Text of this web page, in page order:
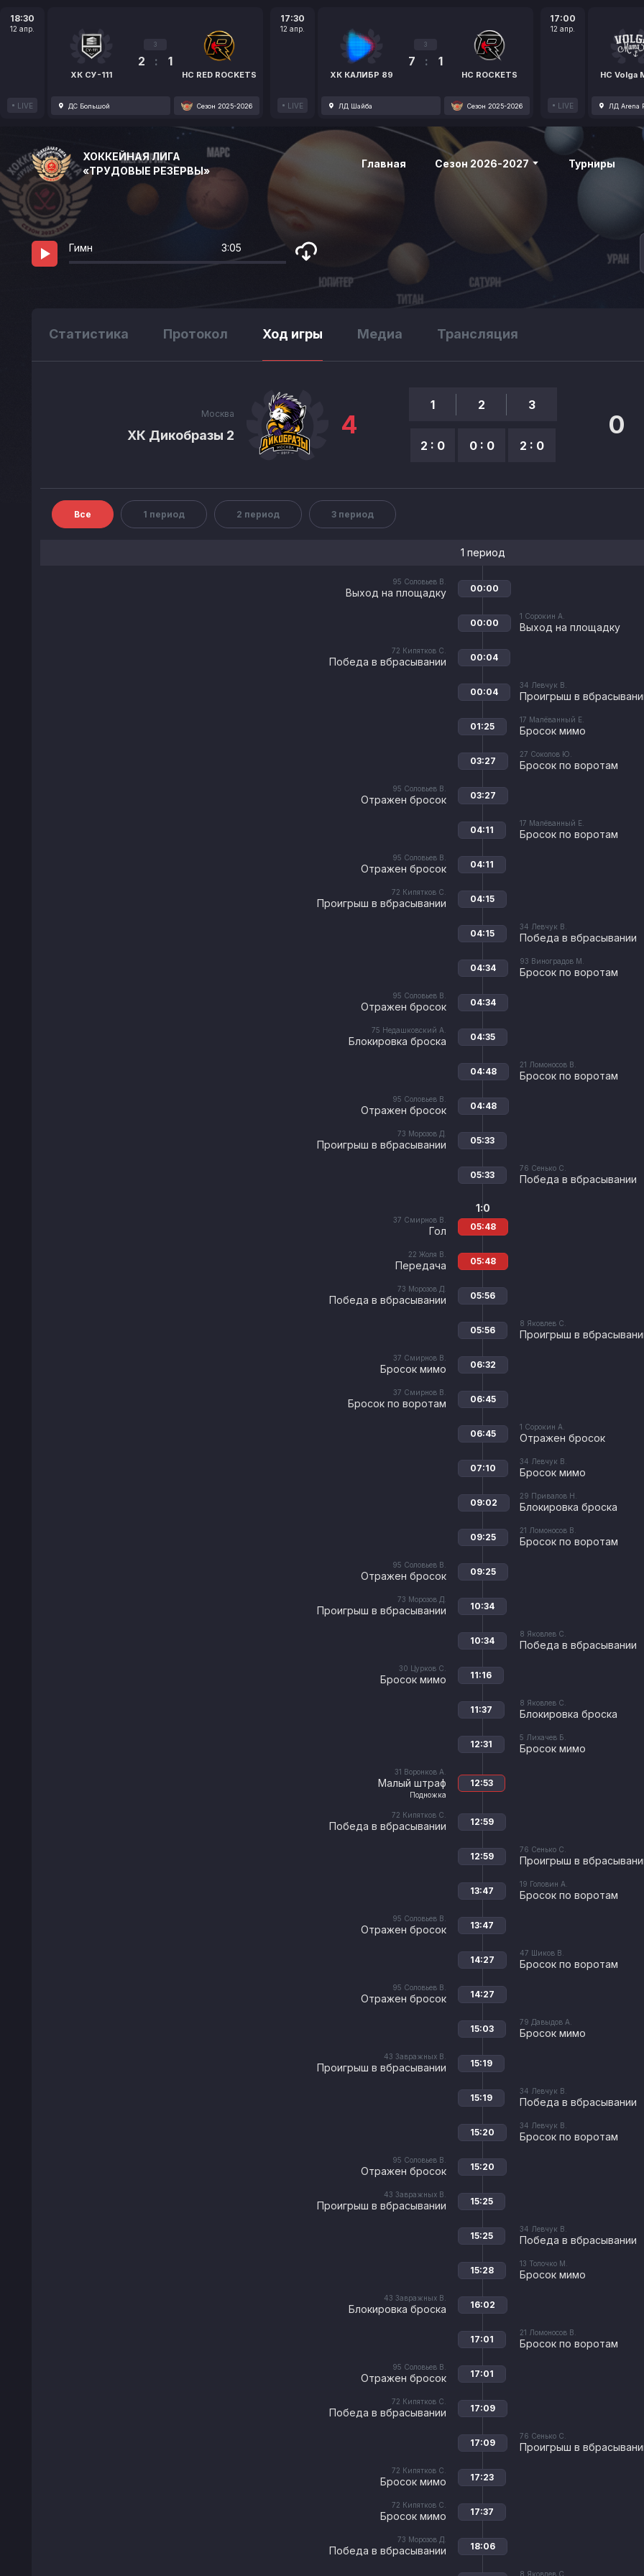
18:30
12 апр.
LIVE
ХК СУ-111
3
2 : 1
HC RED ROCKETS
ДС Большой Сезон 2025-2026
17:30
12 апр.
LIVE
ХК КАЛИБР 89
3
7 : 1
HC ROCKETS
ЛД Шайба Сезон 2025-2026
17:00
12 апр.
LIVE
HC Volga
ЛД Arena
ХОККЕЙНАЯ ЛИГА
«ТРУДОВЫЕ РЕЗЕРВЫ»
Главная Сезон 2026-2027 Турниры
Гимн 3:05
Статистика Протокол Ход игры Медиа Трансляция
Москва
ХК Дикобразы 2 4
1
2 : 0
2
0 : 0
3
2 : 0
0
Все 1 период 2 период 3 период
1 период
95 Соловьев В.
Выход на площадку 00:00
1 Сорокин А.
Выход на площадку
00:00
72 Кипятков С.
Победа в вбрасывании 00:04
34 Левчук В.
Проигрыш в
00:04
17 Малёванный Е.
Бросок мимо
01:25
27 Соколов Ю.
Бросок по воротам
03:27
95 Соловьев В.
Отражен бросок 03:27
17 Малёванный Е.
Бросок по воротам
04:11
95 Соловьев В.
Отражен бросок 04:11
72 Кипятков С.
Проигрыш в вбрасывании 04:15
34 Левчук В.
Победа в вбрасывании
04:15
93 Виноградов М.
Бросок по воротам
04:34
95 Соловьев В.
Отражен бросок 04:34
75 Недашковский А.
Блокировка броска 04:35
21 Ломоносов В.
Бросок по воротам
04:48
95 Соловьев В.
Отражен бросок 04:48
73 Морозов Д.
Проигрыш в вбрасывании 05:33
76 Сенько С.
Победа в вбрасывании
05:33
37 Смирнов В.
Гол
1:0
05:48
22 Жоля В.
Передача 05:48
73 Морозов Д.
Победа в вбрасывании 05:56
8 Яковлев С.
Проигрыш в
05:56
37 Смирнов В.
Бросок мимо 06:32
37 Смирнов В.
Бросок по воротам 06:45
1 Сорокин А.
Отражен бросок
06:45
34 Левчук В.
Бросок мимо
07:10
29 Привалов Н.
Блокировка броска
09:02
21 Ломоносов В.
Бросок по воротам
09:25
95 Соловьев В.
Отражен бросок 09:25
73 Морозов Д.
Проигрыш в вбрасывании 10:34
8 Яковлев С.
Победа в вбрасывании
10:34
30 Цурков С.
Бросок мимо 11:16
8 Яковлев С.
Блокировка броска
11:37
5 Лихачев Б.
Бросок мимо
12:31
31 Воронков А.
Малый штраф
Подножка
12:53
72 Кипятков С.
Победа в вбрасывании 12:59
76 Сенько С.
Проигрыш в
12:59
19 Головин А.
Бросок по воротам
13:47
95 Соловьев В.
Отражен бросок 13:47
47 Шиков В.
Бросок по воротам
14:27
95 Соловьев В.
Отражен бросок 14:27
79 Давыдов А.
Бросок мимо
15:03
43 Завражных В.
Проигрыш в вбрасывании 15:19
34 Левчук В.
Победа в вбрасывании
15:19
34 Левчук В.
Бросок по воротам
15:20
95 Соловьев В.
Отражен бросок 15:20
43 Завражных В.
Проигрыш в вбрасывании 15:25
34 Левчук В.
Победа в вбрасывании
15:25
13 Толочко М.
Бросок мимо
15:28
43 Завражных В.
Блокировка броска 16:02
21 Ломоносов В.
Бросок по воротам
17:01
95 Соловьев В.
Отражен бросок 17:01
72 Кипятков С.
Победа в вбрасывании 17:09
76 Сенько С.
Проигрыш в
17:09
72 Кипятков С.
Бросок мимо 17:23
72 Кипятков С.
Бросок мимо 17:37
73 Морозов Д.
Победа в вбрасывании 18:06
8 Яковлев С.